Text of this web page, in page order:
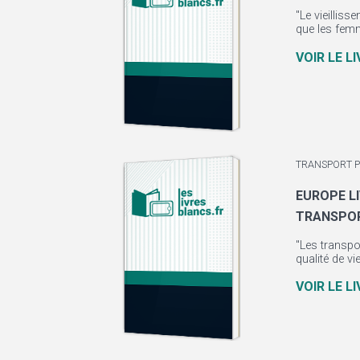
"Le
que les
VOIR LE
TRANSPORT
EUROPE
"Les
qualité de
VOIR LE